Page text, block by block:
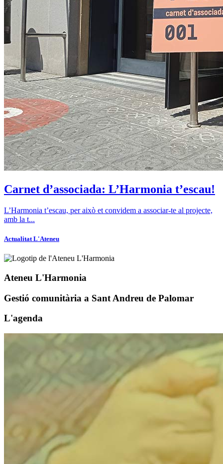
Carnet d’associada: L’Harmonia t’escau!
L’Harmonia t’escau, per això et convidem a associar-te al projecte,
amb la t...
ActualitatL'Ateneu
Ateneu L'Harmonia
Gestió comunitària a Sant Andreu de Palomar
L'agenda